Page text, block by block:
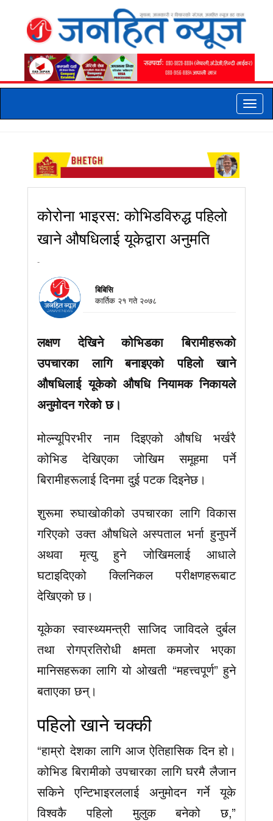
Toggle
कोरोना भाइरस: कोभिडविरुद्ध पहिलो
खाने औषधिलाई यूकेद्वारा अनुमति
-
बिबिसि
कार्तिक २१ गते २०७८
लक्षण देखिने कोभिडका बिरामीहरूको
उपचारका लागि बनाइएको पहिलो खाने
औषधिलाई यूकेको औषधि नियामक निकायले
अनुमोदन गरेको छ।
मोल्न्यूपिरभीर नाम दिइएको औषधि भर्खरै
कोभिड देखिएका जोखिम समूहमा पर्ने
बिरामीहरूलाई दिनमा दुई पटक दिइनेछ।
शुरूमा रुघाखोकीको उपचारका लागि विकास
गरिएको उक्त औषधिले अस्पताल भर्ना हुनुपर्ने
अथवा मृत्यु हुने जोखिमलाई आधाले
घटाइदिएको क्लिनिकल परीक्षणहरूबाट
देखिएको छ।
यूकेका स्वास्थ्यमन्त्री साजिद जाविदले दुर्बल
तथा रोगप्रतिरोधी क्षमता कमजोर भएका
मानिसहरूका लागि यो ओखती “महत्त्वपूर्ण” हुने
बताएका छन्।
पहिलो खाने चक्की
“हाम्रो देशका लागि आज ऐतिहासिक दिन हो।
कोभिड बिरामीको उपचारका लागि घरमै लैजान
सकिने एन्टिभाइरललाई अनुमोदन गर्ने यूके
विश्वकै पहिलो मुलुक बनेको छ,”